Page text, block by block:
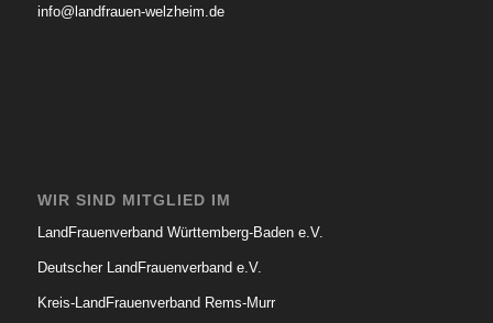
info@landfrauen-welzheim.de
WIR SIND MITGLIED IM
LandFrauenverband Württemberg-Baden e.V.
Deutscher LandFrauenverband e.V.
Kreis-LandFrauenverband Rems-Murr